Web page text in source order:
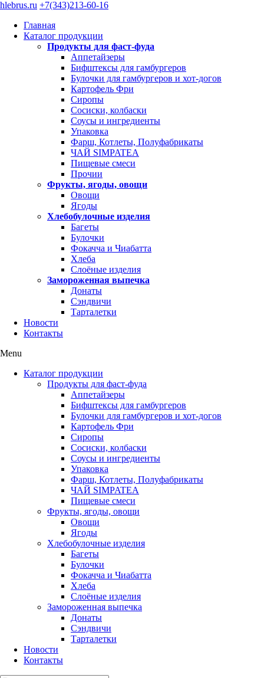
hlebrus.ru +7(343)213-60-16
Главная
Каталог продукции
Продукты для фаст-фуда
Аппетайзеры
Бифштексы для гамбургеров
Булочки для гамбургеров и хот-догов
Картофель Фри
Сиропы
Сосиски, колбаски
Соусы и ингредиенты
Упаковка
Фарш, Котлеты, Полуфабрикаты
ЧАЙ SIMPATEA
Пищевые смеси
Прочии
Фрукты, ягоды, овощи
Овощи
Ягоды
Хлебобулочные изделия
Багеты
Булочки
Фокачча и Чиабатта
Хлеба
Слоёные изделия
Замороженная выпечка
Донаты
Сэндвичи
Тарталетки
Новости
Контакты
Menu
Каталог продукции
Продукты для фаст-фуда
Аппетайзеры
Бифштексы для гамбургеров
Булочки для гамбургеров и хот-догов
Картофель Фри
Сиропы
Сосиски, колбаски
Соусы и ингредиенты
Упаковка
Фарш, Котлеты, Полуфабрикаты
ЧАЙ SIMPATEA
Пищевые смеси
Фрукты, ягоды, овощи
Овощи
Ягоды
Хлебобулочные изделия
Багеты
Булочки
Фокачча и Чиабатта
Хлеба
Слоёные изделия
Замороженная выпечка
Донаты
Сэндвичи
Тарталетки
Новости
Контакты